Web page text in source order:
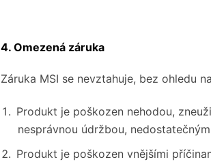
4. Omezená záruka
Záruka MSI se nevztahuje, bez ohledu
Produkt je poškozen nehodou,
nesprávnou údržbou,
Produkt je poškozen vnějšími